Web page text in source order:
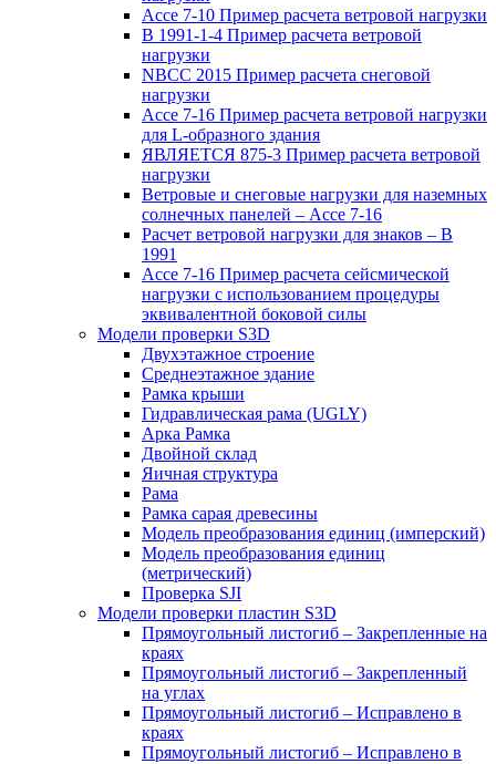
Ассе 7-10 Пример расчета ветровой нагрузки
В 1991-1-4 Пример расчета ветровой
нагрузки
NBCC 2015 Пример расчета снеговой
нагрузки
Ассе 7-16 Пример расчета ветровой нагрузки
для L-образного здания
ЯВЛЯЕТСЯ 875-3 Пример расчета ветровой
нагрузки
Ветровые и снеговые нагрузки для наземных
солнечных панелей – Ассе 7-16
Расчет ветровой нагрузки для знаков – В
1991
Ассе 7-16 Пример расчета сейсмической
нагрузки с использованием процедуры
эквивалентной боковой силы
Модели проверки S3D
Двухэтажное строение
Среднеэтажное здание
Рамка крыши
Гидравлическая рама (UGLY)
Арка Рамка
Двойной склад
Яичная структура
Рама
Рамка сарая древесины
Модель преобразования единиц (имперский)
Модель преобразования единиц
(метрический)
Проверка SJI
Модели проверки пластин S3D
Прямоугольный листогиб – Закрепленные на
краях
Прямоугольный листогиб – Закрепленный
на углах
Прямоугольный листогиб – Исправлено в
краях
Прямоугольный листогиб – Исправлено в